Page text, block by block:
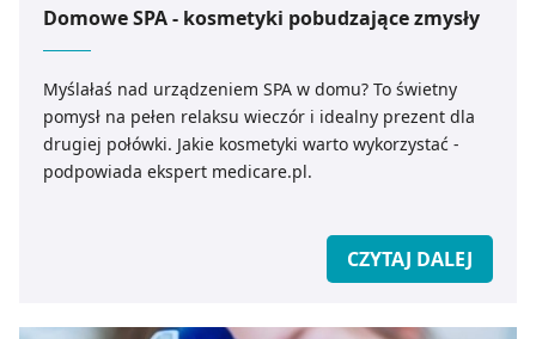
Domowe SPA - kosmetyki pobudzające zmysły
Myślałaś nad urządzeniem SPA w domu? To świetny
pomysł na pełen relaksu wieczór i idealny prezent dla
drugiej połówki. Jakie kosmetyki warto wykorzystać -
podpowiada ekspert medicare.pl.
CZYTAJ DALEJ